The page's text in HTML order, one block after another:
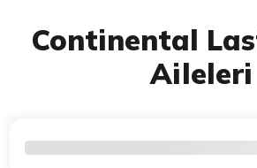
Continental
Aileleri